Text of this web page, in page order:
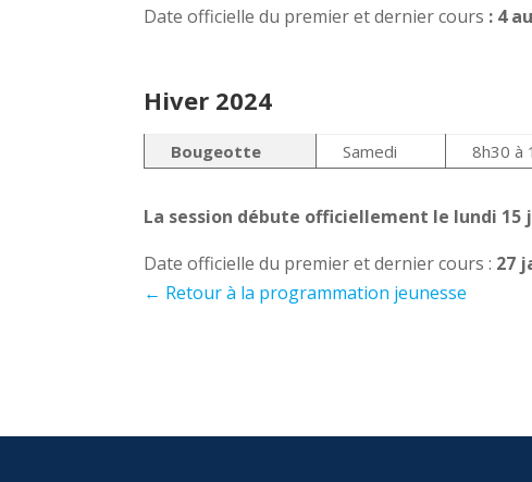
Date officielle du premier et dernier cours : 4
Hiver 2024
Bougeotte Samedi 8h30 à
La session débute officiellement le lundi 15
Date officielle du premier et dernier cours : 27
← Retour à la programmation jeunesse